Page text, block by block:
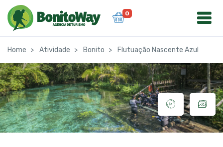
0
Home Atividade Bonito Flutuação Nascente Azul